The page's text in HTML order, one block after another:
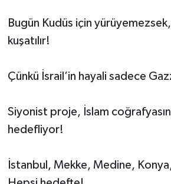
Bugün Kudüs için
kuşatılır!
Çünkü İsrail’in hayali sadece
Siyonist proje, İslam
hedefliyor!
İstanbul, Mekke, Medine,